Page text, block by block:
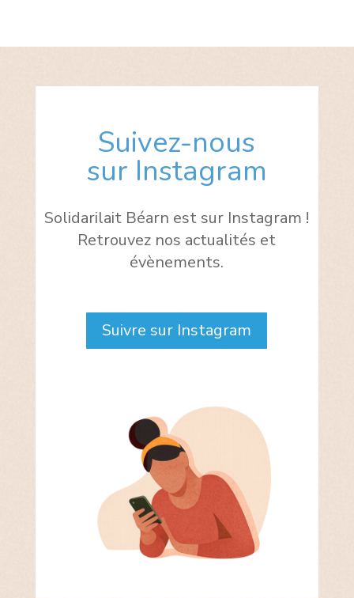
Suivez-nous
sur Instagram
Solidarilait Béarn est sur Instagram !
Retrouvez nos actualités et
évènements.
Suivre sur Instagram